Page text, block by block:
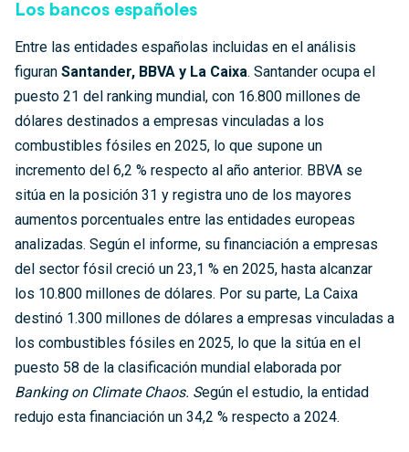
Los bancos españoles
Entre las entidades españolas incluidas en el análisis
figuran Santander, BBVA y La Caixa. Santander ocupa el
puesto 21 del ranking mundial, con 16.800 millones de
dólares destinados a empresas vinculadas a los
combustibles fósiles en 2025, lo que supone un
incremento del 6,2 % respecto al año anterior. BBVA se
sitúa en la posición 31 y registra uno de los mayores
aumentos porcentuales entre las entidades europeas
analizadas. Según el informe, su financiación a empresas
del sector fósil creció un 23,1 % en 2025, hasta alcanzar
los 10.800 millones de dólares. Por su parte, La Caixa
destinó 1.300 millones de dólares a empresas vinculadas a
los combustibles fósiles en 2025, lo que la sitúa en el
puesto 58 de la clasificación mundial elaborada por
Banking on Climate Chaos. Según el estudio, la entidad
redujo esta financiación un 34,2 % respecto a 2024.